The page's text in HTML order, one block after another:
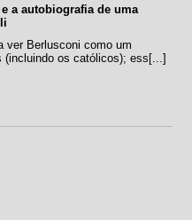
a autobiografia de uma
ver Berlusconi como um
(incluindo os católicos); ess[...]